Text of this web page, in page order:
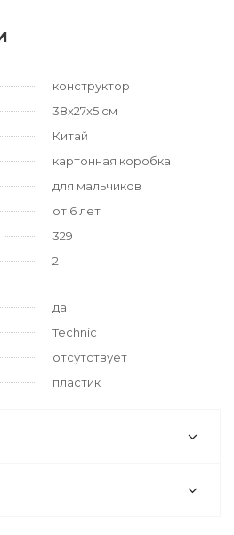
конструктор
38x27x5 см
Китай
картонная коробка
для мальчиков
от 6 лет
329
2
да
Technic
отсутствует
пластик